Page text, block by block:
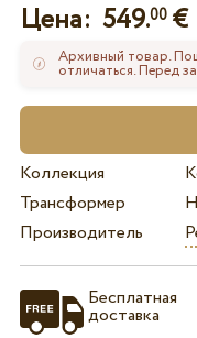
Цена: 549.00€
Архивный товар.
отличаться. Перед
Коллекция
Трансформер
Производитель
Бесплатная
доставка